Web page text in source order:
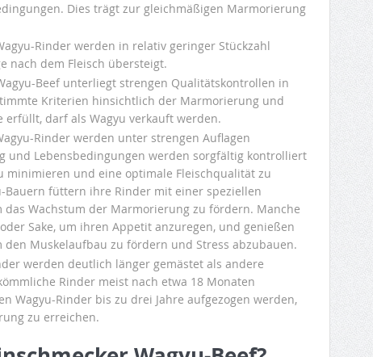
Dies trägt zur gleichmäßigen Marmorierung
Rinder werden in relativ geringer Stückzahl
nach dem Fleisch übersteigt.
Beef unterliegt strengen Qualitätskontrollen in
Kriterien hinsichtlich der Marmorierung und
darf als Wagyu verkauft werden.
Rinder werden unter strengen Auflagen
und Lebensbedingungen werden sorgfältig kontrolliert
minimieren und eine optimale Fleischqualität zu
Bauern füttern ihre Rinder mit einer speziellen
das Wachstum der Marmorierung zu fördern. Manche
Sake, um ihren Appetit anzuregen, und genießen
den Muskelaufbau zu fördern und Stress abzubauen.
werden deutlich länger gemästet als andere
Rinder meist nach etwa 18 Monaten
Wagyu-Rinder bis zu drei Jahre aufgezogen werden,
zu erreichen.